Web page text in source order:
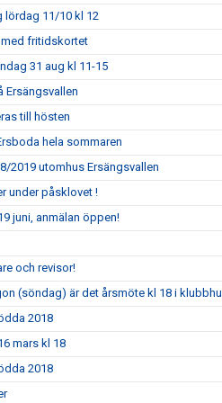
lördag 11/10 kl 12
fritidskortet
31 aug kl 11-15
Ersängsvallen
till hösten
hela sommaren
2019 utomhus Ersängsvallen
under påsklovet !
juni, anmälan öppen!
och revisor!
(söndag) är det årsmöte kl 18 i
2018
mars kl 18
2018